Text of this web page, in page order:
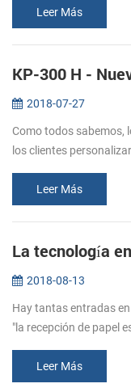
Leer Más
2018-07-27
Como todos sabemos,
los clientes
mues...Leer Más
2018-08-13
Hay tantas entradas
"la recepción de papel
dife...Leer Más